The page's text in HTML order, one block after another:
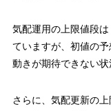
気配運用の上限値段は
ていますが、初値の
動きが期待できない状
さらに、気配更新の